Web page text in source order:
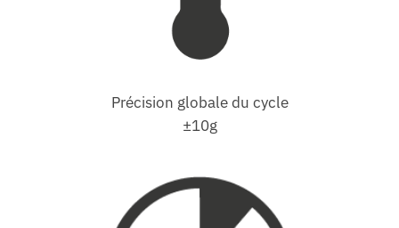
Précision globale du cycle
±10g